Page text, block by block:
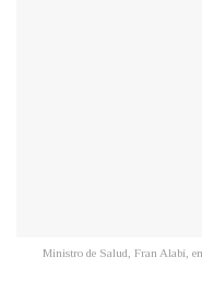
Ministro de Salud, Fran Alabí,